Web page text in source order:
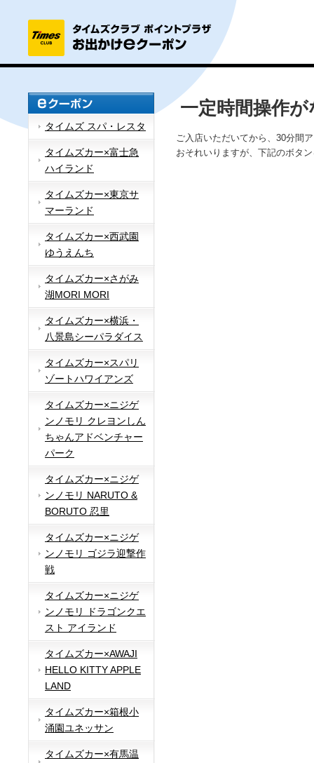
タイムズ スパ・レスタ
タイムズカー×富士急
ハイランド
タイムズカー×東京サ
マーランド
タイムズカー×西武園
ゆうえんち
タイムズカー×さがみ
湖MORI MORI
タイムズカー×横浜・
八景島シーパラダイス
タイムズカー×スパリ
ゾートハワイアンズ
タイムズカー×ニジゲ
ンノモリ クレヨンしん
ちゃんアドベンチャー
パーク
タイムズカー×ニジゲ
ンノモリ NARUTO &
BORUTO 忍里
タイムズカー×ニジゲ
ンノモリ ゴジラ迎撃作
戦
タイムズカー×ニジゲ
ンノモリ ドラゴンクエ
スト アイランド
タイムズカー×AWAJI
HELLO KITTY APPLE
LAND
タイムズカー×箱根小
涌園ユネッサン
タイムズカー×有馬温
一定時間操作
ご入店いただいてから、30分間
おそれいりますが、下記のボタ